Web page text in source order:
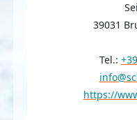
39031
Tel.:
https://